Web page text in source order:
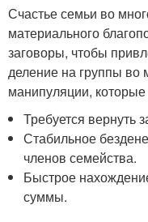
Счастье семьи во
материального
заговоры, чтобы
деление на группы во
манипуляции,
Требуется вернуть
Стабильное
членов семейства.
Быстрое
суммы.